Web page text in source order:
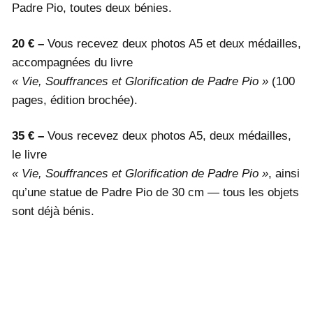
Padre Pio, toutes deux bénies.
20 € – Vous recevez deux photos A5 et deux médailles,
accompagnées du livre
« Vie, Souffrances et Glorification de Padre Pio » (100
pages, édition brochée).
35 € – Vous recevez deux photos A5, deux médailles,
le livre
« Vie, Souffrances et Glorification de Padre Pio », ainsi
qu’une statue de Padre Pio de 30 cm — tous les objets
sont déjà bénis.